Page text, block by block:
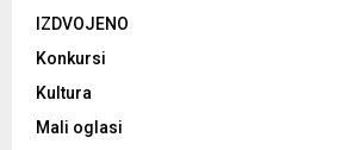
IZDVOJENO
Konkursi
Kultura
Mali oglasi